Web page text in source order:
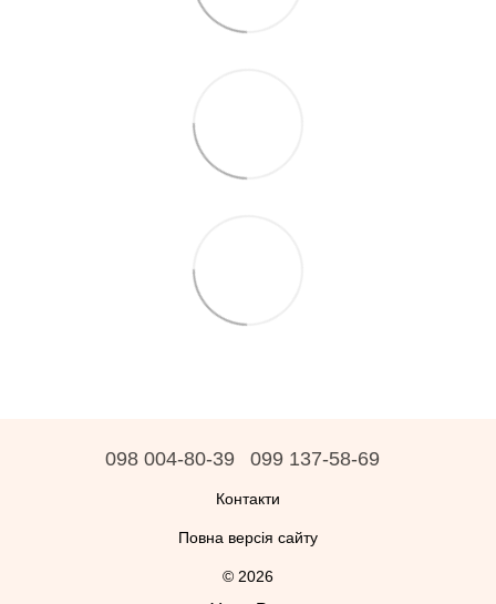
098 004-80-39 099 137-58-69
Контакти
Повна версія сайту
© 2026